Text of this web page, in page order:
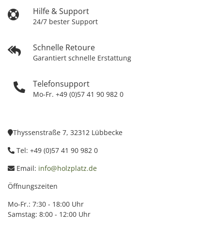
Hilfe & Support
24/7 bester Support
Schnelle Retoure
Garantiert schnelle Erstattung
Telefonsupport
Mo-Fr. +49 (0)57 41 90 982 0
Thyssenstraße 7, 32312 Lübbecke
Tel: +49 (0)57 41 90 982 0
Email: info@holzplatz.de
Öffnungszeiten
Mo-Fr.: 7:30 - 18:00 Uhr
Samstag: 8:00 - 12:00 Uhr